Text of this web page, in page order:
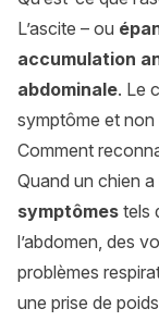
L’ascite – ou
accumulation
abdominale. Le
symptôme et non
Comment
Quand un chien
symptômes tels
l’abdomen, des
problèmes
une prise de